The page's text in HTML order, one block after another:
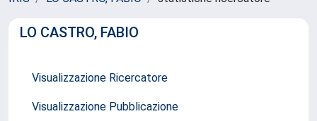
LO CASTRO, FABIO
Visualizzazione Ricercatore
Visualizzazione Pubblicazione